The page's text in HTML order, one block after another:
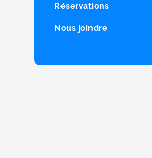
Réservations
Nous joindre